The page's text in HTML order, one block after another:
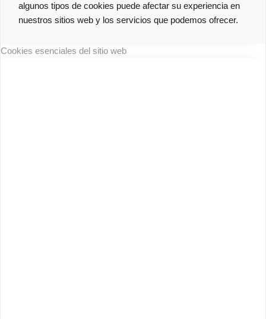
algunos tipos de cookies puede afectar su experiencia en
nuestros sitios web y los servicios que podemos ofrecer.
Cookies esenciales del sitio web